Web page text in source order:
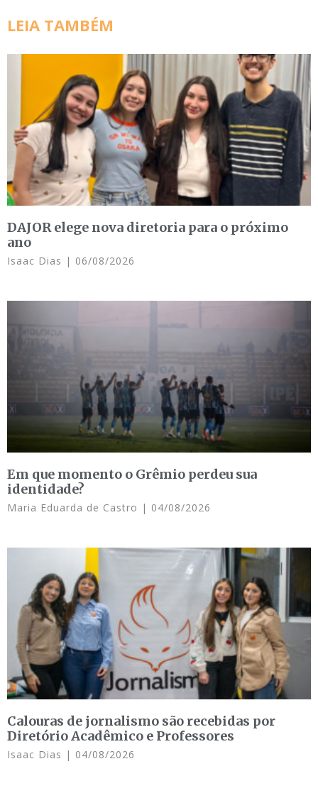
LEIA TAMBÉM
DAJOR elege nova diretoria para o próximo
ano
Isaac Dias 06/08/2026
Em que momento o Grêmio perdeu sua
identidade?
Maria Eduarda de Castro 04/08/2026
Calouras de jornalismo são recebidas por
Diretório Acadêmico e Professores
Isaac Dias 04/08/2026